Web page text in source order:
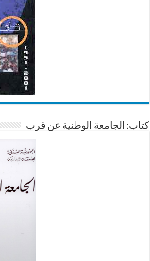
كتاب: الجامعة الوطنية عن قرب